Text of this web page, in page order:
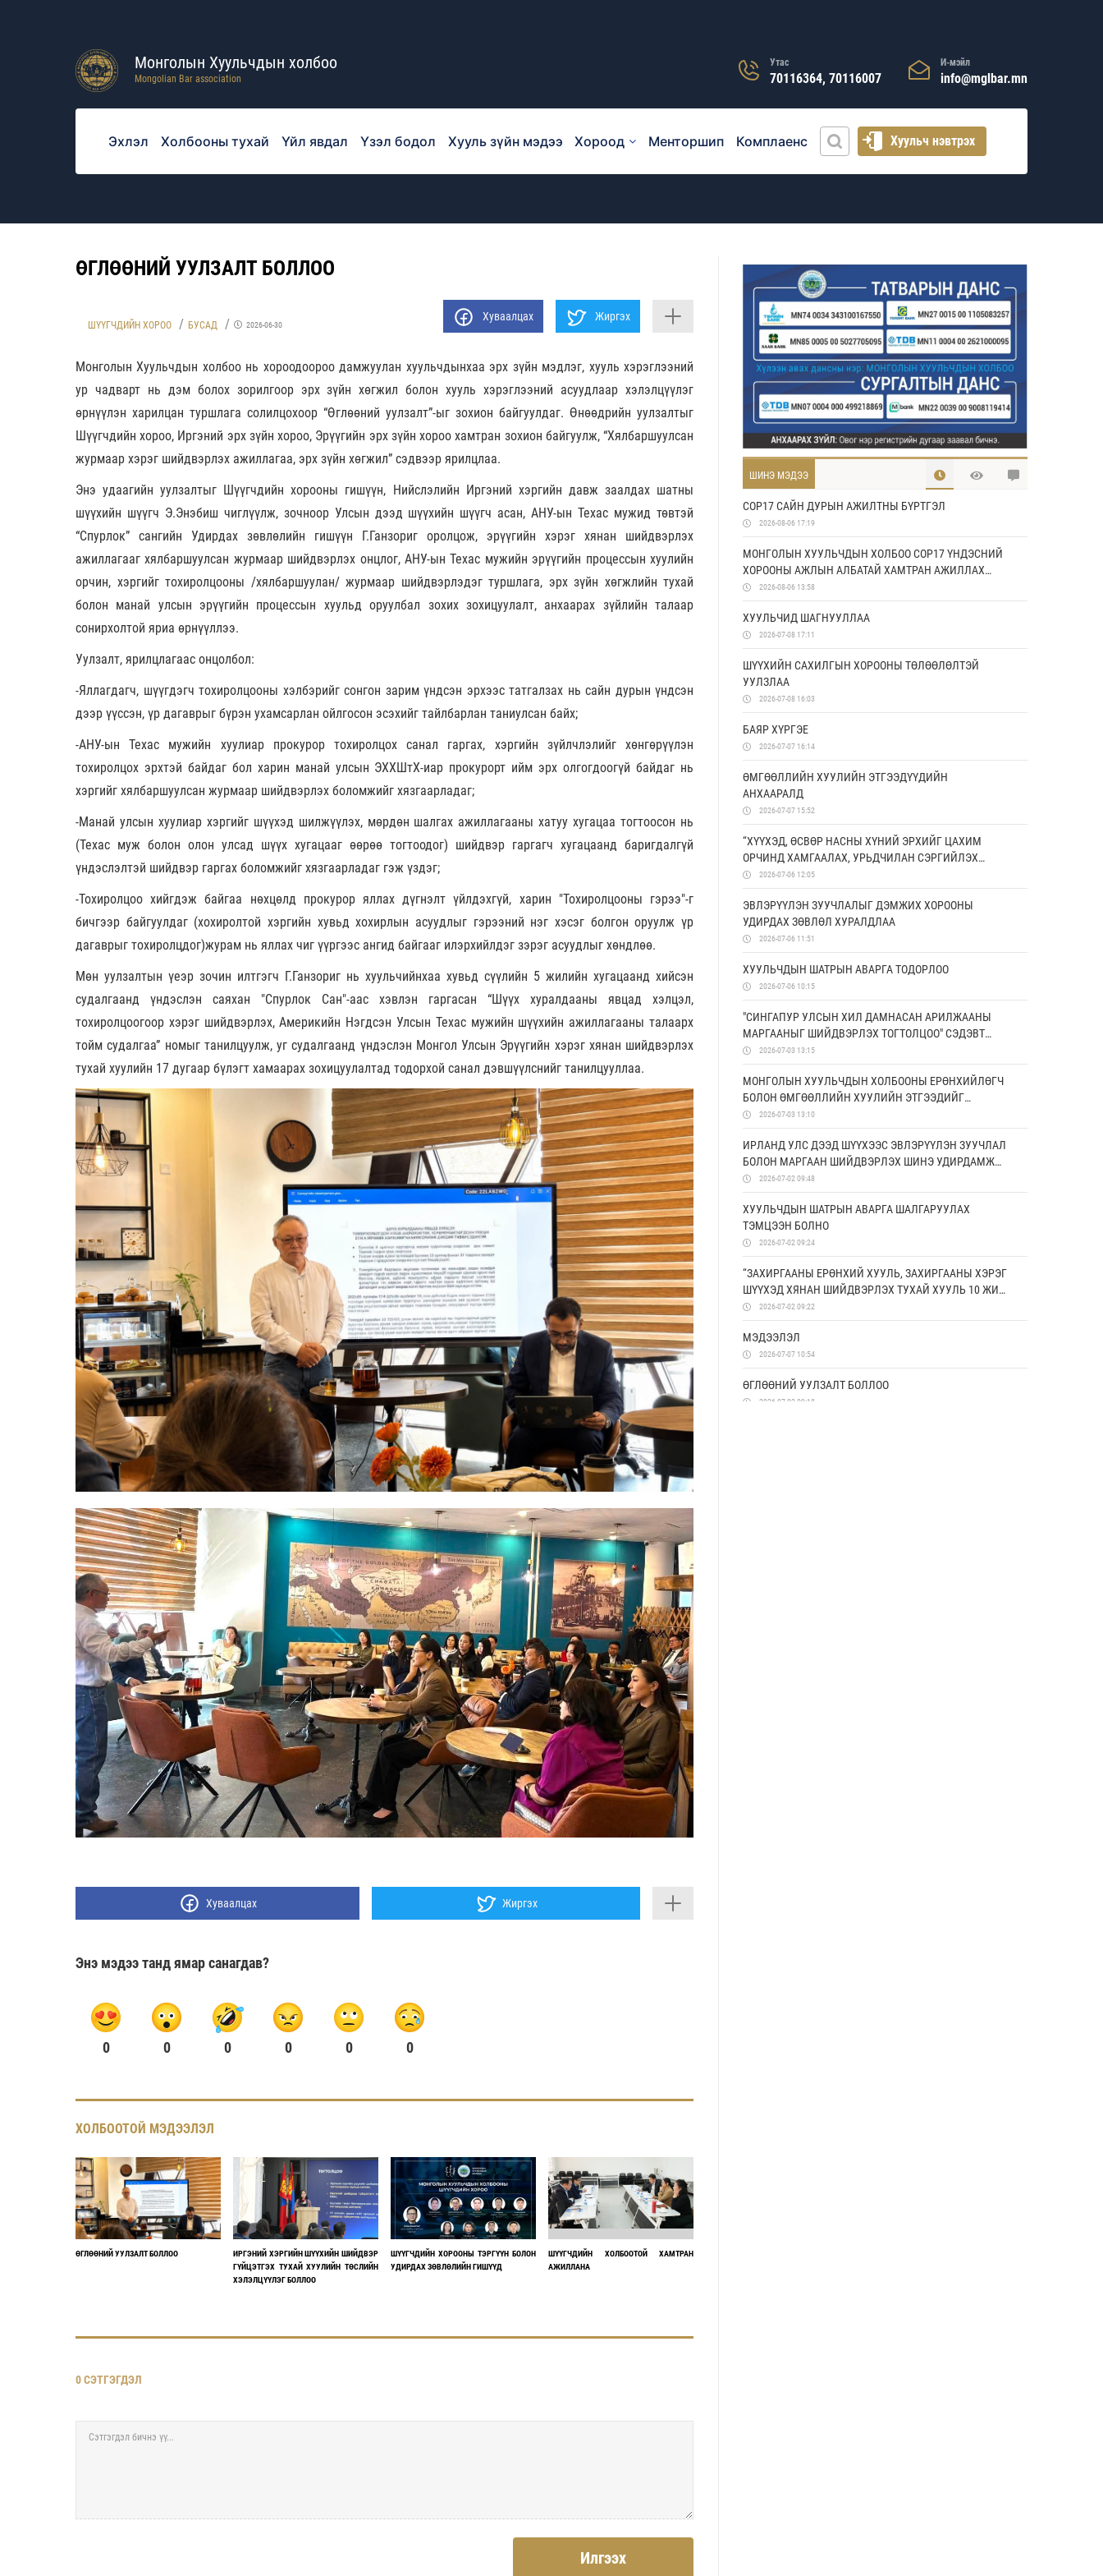
Монголын Хуульчдын холбоо
Mongolian Bar association
Утас
70116364, 70116007
И-мэйл
info@mglbar.mn
Эхлэл Холбооны тухай Үйл явдал Үзэл бодол Хууль зүйн мэдээ Хороод Менторшип Комплаенс Хуульч нэвтрэх
ӨГЛӨӨНИЙ УУЛЗАЛТ БОЛЛОО
ШҮҮГЧДИЙН ХОРОО БУСАД 2026-06-30
Хуваалцах Жиргэх
Монголын Хуульчдын холбоо нь хороодоороо дамжуулан хуульчдынхаа эрх зүйн мэдлэг, хууль хэрэглээний
ур чадварт нь дэм болох зорилгоор эрх зүйн хөгжил болон хууль хэрэглээний асуудлаар хэлэлцүүлэг
өрнүүлэн харилцан туршлага солилцохоор “Өглөөний уулзалт”-ыг зохион байгуулдаг. Өнөөдрийн уулзалтыг
Шүүгчдийн хороо, Иргэний эрх зүйн хороо, Эрүүгийн эрх зүйн хороо хамтран зохион байгуулж, “Хялбаршуулсан
журмаар хэрэг шийдвэрлэх ажиллагаа, эрх зүйн хөгжил” сэдвээр ярилцлаа.
Энэ удаагийн уулзалтыг Шүүгчдийн хорооны гишүүн, Нийслэлийн Иргэний хэргийн давж заалдах шатны
шүүхийн шүүгч Э.Энэбиш чиглүүлж, зочноор Улсын дээд шүүхийн шүүгч асан, АНУ-ын Техас мужид төвтэй
“Спурлок” сангийн Удирдах зөвлөлийн гишүүн Г.Ганзориг оролцож, эрүүгийн хэрэг хянан шийдвэрлэх
ажиллагааг хялбаршуулсан журмаар шийдвэрлэх онцлог, АНУ-ын Техас мужийн эрүүгийн процессын хуулийн
орчин, хэргийг тохиролцооны /хялбаршуулан/ журмаар шийдвэрлэдэг туршлага, эрх зүйн хөгжлийн тухай
болон манай улсын эрүүгийн процессын хуульд оруулбал зохих зохицуулалт, анхаарах зүйлийн талаар
сонирхолтой яриа өрнүүллээ.
Уулзалт, ярилцлагаас онцолбол:
-Яллагдагч, шүүгдэгч тохиролцооны хэлбэрийг сонгон зарим үндсэн эрхээс татгалзах нь сайн дурын үндсэн
дээр үүссэн, үр дагаврыг бүрэн ухамсарлан ойлгосон эсэхийг тайлбарлан таниулсан байх;
-АНУ-ын Техас мужийн хуулиар прокурор тохиролцох санал гаргах, хэргийн зүйлчлэлийг хөнгөрүүлэн
тохиролцох эрхтэй байдаг бол харин манай улсын ЭХХШтХ-иар прокурорт ийм эрх олгогдоогүй байдаг нь
хэргийг хялбаршуулсан журмаар шийдвэрлэх боломжийг хязгаарладаг;
-Манай улсын хуулиар хэргийг шүүхэд шилжүүлэх, мөрдөн шалгах ажиллагааны хатуу хугацаа тогтоосон нь
(Техас муж болон олон улсад шүүх хугацааг өөрөө тогтоодог) шийдвэр гаргагч хугацаанд баригдалгүй
үндэслэлтэй шийдвэр гаргах боломжийг хязгаарладаг гэж үздэг;
-Тохиролцоо хийгдэж байгаа нөхцөлд прокурор яллах дүгнэлт үйлдэхгүй, харин "Тохиролцооны гэрээ"-г
бичгээр байгуулдаг (хохиролтой хэргийн хувьд хохирлын асуудлыг гэрээний нэг хэсэг болгон оруулж үр
дагаврыг тохиролцдог)журам нь яллах чиг үүргээс ангид байгааг илэрхийлдэг зэрэг асуудлыг хөндлөө.
Мөн уулзалтын үеэр зочин илтгэгч Г.Ганзориг нь хуульчийнхаа хувьд сүүлийн 5 жилийн хугацаанд хийсэн
судалгаанд үндэслэн саяхан "Спурлок Сан"-аас хэвлэн гаргасан “Шүүх хуралдааны явцад хэлцэл,
тохиролцоогоор хэрэг шийдвэрлэх, Америкийн Нэгдсэн Улсын Техас мужийн шүүхийн ажиллагааны талаарх
тойм судалгаа” номыг танилцуулж, уг судалгаанд үндэслэн Монгол Улсын Эрүүгийн хэрэг хянан шийдвэрлэх
тухай хуулийн 17 дугаар бүлэгт хамаарах зохицуулалтад тодорхой санал дэвшүүлснийг танилцууллаа.
Хуваалцах Жиргэх
Энэ мэдээ танд ямар санагдав?
0 0 0 0 0 0
ХОЛБООТОЙ МЭДЭЭЛЭЛ
ӨГЛӨӨНИЙ УУЛЗАЛТ БОЛЛОО
ИРГЭНИЙ ХЭРГИЙН ШҮҮХИЙН ШИЙДВЭР
ГҮЙЦЭТГЭХ ТУХАЙ ХУУЛИЙН ТӨСЛИЙН
ХЭЛЭЛЦҮҮЛЭГ БОЛЛОО
ШҮҮГЧДИЙН ХОРООНЫ ТЭРГҮҮН БОЛОН
УДИРДАХ ЗӨВЛӨЛИЙН ГИШҮҮД
ШҮҮГЧДИЙН ХОЛБООТОЙ ХАМТРАН
АЖИЛЛАНА
0 СЭТГЭГДЭЛ
Илгээх
ШИНЭ МЭДЭЭ
COP17 САЙН ДУРЫН АЖИЛТНЫ БҮРТГЭЛ
2026-08-06 17:19
МОНГОЛЫН ХУУЛЬЧДЫН ХОЛБОО COP17 ҮНДЭСНИЙ
ХОРООНЫ АЖЛЫН АЛБАТАЙ ХАМТРАН АЖИЛЛАХ
САНАМЖ БИЧИГ БАЙГУУЛЛАА
2026-08-06 13:58
ХУУЛЬЧИД ШАГНУУЛЛАА
2026-07-08 17:11
ШҮҮХИЙН САХИЛГЫН ХОРООНЫ ТӨЛӨӨЛӨЛТЭЙ
УУЛЗЛАА
2026-07-08 16:03
БАЯР ХҮРГЭЕ
2026-07-07 16:14
ӨМГӨӨЛЛИЙН ХУУЛИЙН ЭТГЭЭДҮҮДИЙН
АНХААРАЛД
2026-07-07 15:52
“ХҮҮХЭД, ӨСВӨР НАСНЫ ХҮНИЙ ЭРХИЙГ ЦАХИМ
ОРЧИНД ХАМГААЛАХ, УРЬДЧИЛАН СЭРГИЙЛЭХ
БОЛОН ЭРХ ЗҮЙН МЭДЛЭГИЙГ НЭМЭГДҮҮЛЭХ НЬ”
ТӨСӨЛД ХАМТРАН АЖИЛЛАНА
2026-07-06 12:05
ЭВЛЭРҮҮЛЭН ЗУУЧЛАЛЫГ ДЭМЖИХ ХОРООНЫ
УДИРДАХ ЗӨВЛӨЛ ХУРАЛДЛАА
2026-07-06 11:51
ХУУЛЬЧДЫН ШАТРЫН АВАРГА ТОДОРЛОО
2026-07-06 10:15
"СИНГАПУР УЛСЫН ХИЛ ДАМНАСАН АРИЛЖААНЫ
МАРГААНЫГ ШИЙДВЭРЛЭХ ТОГТОЛЦОО" СЭДЭВТ
СУРГАЛТ БОЛЛОО
2026-07-03 13:15
МОНГОЛЫН ХУУЛЬЧДЫН ХОЛБООНЫ ЕРӨНХИЙЛӨГЧ
БОЛОН ӨМГӨӨЛЛИЙН ХУУЛИЙН ЭТГЭЭДИЙГ
ДЭМЖИХ ХОРООНЫ УДИРДАХ ЗӨВЛӨЛИЙН ГИШҮҮД
ЯПОН УЛСАД АЛБАН АЙЛЧЛАЛ ХИЙЛЭЭ
2026-07-03 13:10
ИРЛАНД УЛС ДЭЭД ШҮҮХЭЭС ЭВЛЭРҮҮЛЭН ЗУУЧЛАЛ
БОЛОН МАРГААН ШИЙДВЭРЛЭХ ШИНЭ УДИРДАМЖ
ХЭРЭГЖҮҮЛЖ ЭХЭЛЛЭЭ
2026-07-02 09:48
ХУУЛЬЧДЫН ШАТРЫН АВАРГА ШАЛГАРУУЛАХ
ТЭМЦЭЭН БОЛНО
2026-07-02 09:24
“ЗАХИРГААНЫ ЕРӨНХИЙ ХУУЛЬ, ЗАХИРГААНЫ ХЭРЭГ
ШҮҮХЭД ХЯНАН ШИЙДВЭРЛЭХ ТУХАЙ ХУУЛЬ 10 ЖИЛ:
ҮР ДҮН, ХЭТИЙН ЧИГ ХАНДЛАГА” СИМПОЗИУМААС
ГАРГАСАН ЗӨВЛӨМЖ
2026-07-02 09:22
МЭДЭЭЛЭЛ
2026-07-07 10:54
ӨГЛӨӨНИЙ УУЛЗАЛТ БОЛЛОО
2026-07-02 09:18